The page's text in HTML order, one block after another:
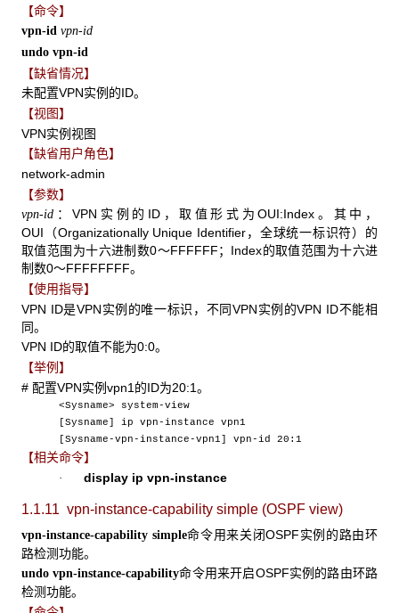
【命令】
vpn-id vpn-id
undo vpn-id
【缺省情况】
未配置VPN实例的ID。
【视图】
VPN实例视图
【缺省用户角色】
network-admin
【参数】
vpn-id ：VPN实例的ID，取值形式为OUI:Index。其中，
OUI（Organizationally Unique Identifier，全球统一标识符）的
取值范围为十六进制数0～FFFFFF；Index的取值范围为十六进
制数0～FFFFFFFF。
【使用指导】
VPN ID是VPN实例的唯一标识，不同VPN实例的VPN ID不能相
同。
VPN ID的取值不能为0:0。
【举例】
# 配置VPN实例vpn1的ID为20:1。
<Sysname> system-view
[Sysname] ip vpn-instance vpn1
[Sysname-vpn-instance-vpn1] vpn-id 20:1
【相关命令】
· display ip vpn-instance
1.1.11 vpn-instance-capability simple (OSPF view)
vpn-instance-capability simple命令用来关闭OSPF实例的路由环
路检测功能。
undo vpn-instance-capability命令用来开启OSPF实例的路由环路
检测功能。